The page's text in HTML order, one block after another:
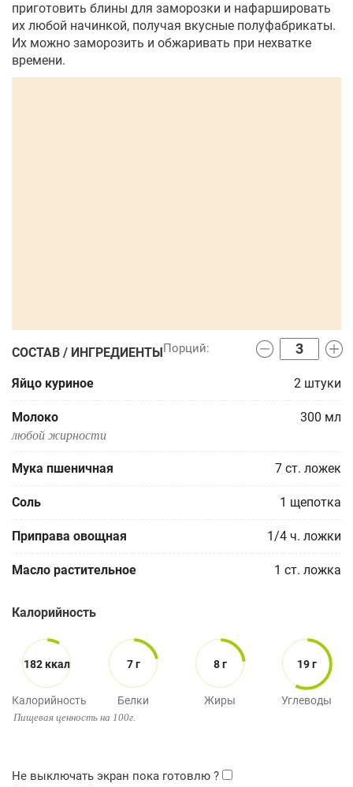
приготовить блины для заморозки и нафаршировать
их любой начинкой, получая вкусные полуфабрикаты.
Их можно заморозить и обжаривать при нехватке
времени.
СОСТАВ / ИНГРЕДИЕНТЫ
Яйцо куриное 2 штуки
Молоко 300 мл
любой жирности
Мука пшеничная 7 ст. ложек
Соль 1 щепотка
Приправа овощная 1/4 ч. ложки
Масло растительное 1 ст. ложка
Калорийность
182 ккал
Калорийность
7 г
Белки
8 г
Жиры
19 г
Углеводы
Пищевая ценность на 100г.